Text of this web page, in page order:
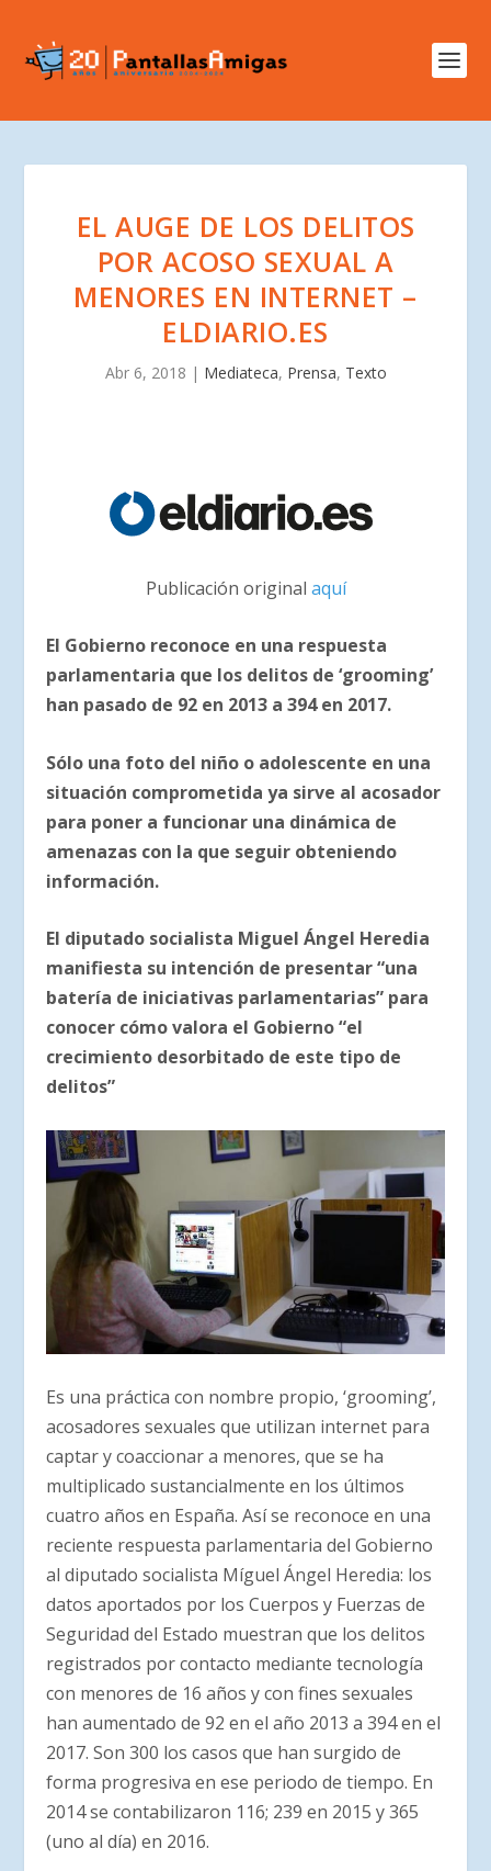
EL AUGE DE LOS DELITOS
POR ACOSO SEXUAL A
MENORES EN INTERNET –
ELDIARIO.ES
Abr 6, 2018 | Mediateca, Prensa, Texto
Publicación original aquí
El Gobierno reconoce en una respuesta
parlamentaria que los delitos de ‘grooming’
han pasado de 92 en 2013 a 394 en 2017.
Sólo una foto del niño o adolescente en una
situación comprometida ya sirve al acosador
para poner a funcionar una dinámica de
amenazas con la que seguir obteniendo
información.
El diputado socialista Miguel Ángel Heredia
manifiesta su intención de presentar “una
batería de iniciativas parlamentarias” para
conocer cómo valora el Gobierno “el
crecimiento desorbitado de este tipo de
delitos”
Es una práctica con nombre propio, ‘grooming’,
acosadores sexuales que utilizan internet para
captar y coaccionar a menores, que se ha
multiplicado sustancialmente en los últimos
cuatro años en España. Así se reconoce en una
reciente respuesta parlamentaria del Gobierno
al diputado socialista Míguel Ángel Heredia: los
datos aportados por los Cuerpos y Fuerzas de
Seguridad del Estado muestran que los delitos
registrados por contacto mediante tecnología
con menores de 16 años y con fines sexuales
han aumentado de 92 en el año 2013 a 394 en el
2017. Son 300 los casos que han surgido de
forma progresiva en ese periodo de tiempo. En
2014 se contabilizaron 116; 239 en 2015 y 365
(uno al día) en 2016.